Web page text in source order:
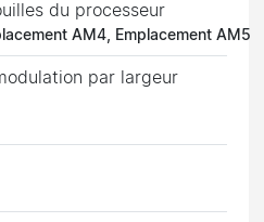
du processeur
AM4, Emplacement AM5
par largeur